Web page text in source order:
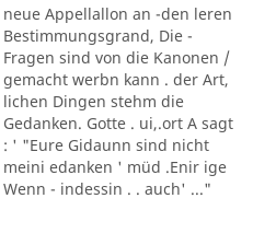
neue Appellallon an -den leren
Bestimmungsgrand, Die -
Fragen sind von die Kanonen /
gemacht werbn kann . der Art,
lichen Dingen stehm die
Gedanken. Gotte . ui,.ort A sagt
: ' "Eure Gidaunn sind nicht
meini edanken ' müd .Enir ige
Wenn - indessin . . auch' ..."